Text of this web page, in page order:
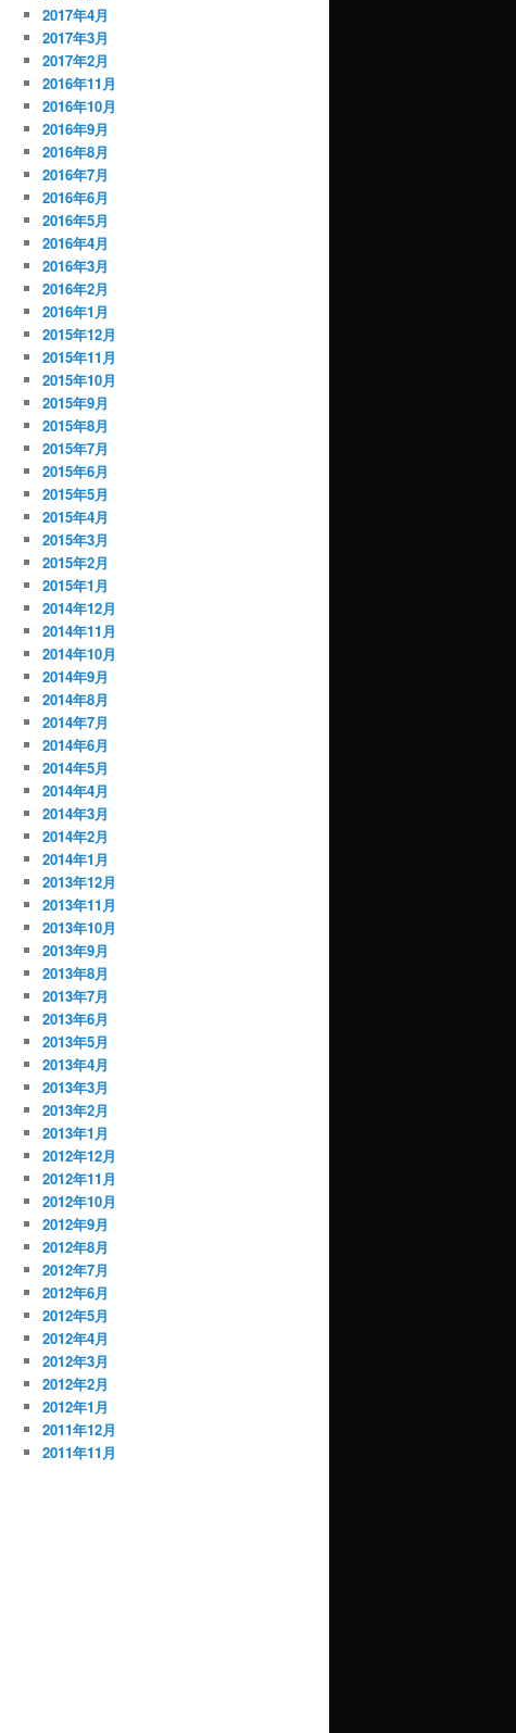
2017年4月
2017年3月
2017年2月
2016年11月
2016年10月
2016年9月
2016年8月
2016年7月
2016年6月
2016年5月
2016年4月
2016年3月
2016年2月
2016年1月
2015年12月
2015年11月
2015年10月
2015年9月
2015年8月
2015年7月
2015年6月
2015年5月
2015年4月
2015年3月
2015年2月
2015年1月
2014年12月
2014年11月
2014年10月
2014年9月
2014年8月
2014年7月
2014年6月
2014年5月
2014年4月
2014年3月
2014年2月
2014年1月
2013年12月
2013年11月
2013年10月
2013年9月
2013年8月
2013年7月
2013年6月
2013年5月
2013年4月
2013年3月
2013年2月
2013年1月
2012年12月
2012年11月
2012年10月
2012年9月
2012年8月
2012年7月
2012年6月
2012年5月
2012年4月
2012年3月
2012年2月
2012年1月
2011年12月
2011年11月